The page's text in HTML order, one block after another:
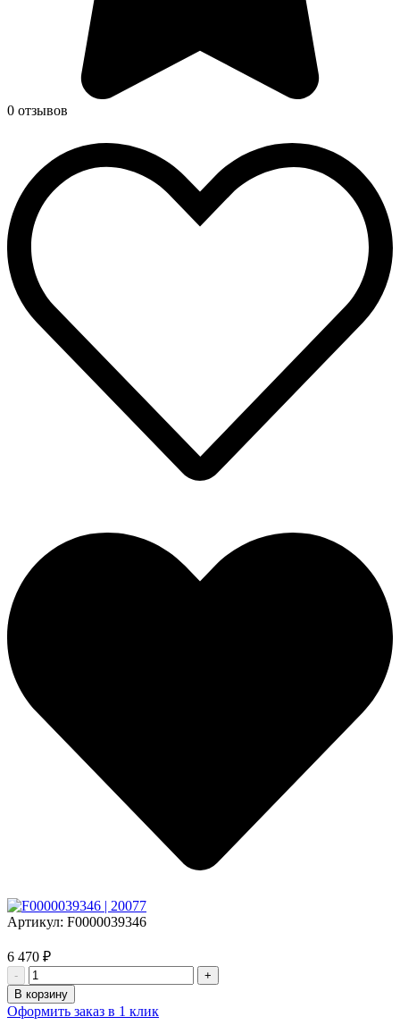
0 отзывов
Артикул: F0000039346
6 470 ₽
-
+
В корзину
Оформить заказ в 1 клик